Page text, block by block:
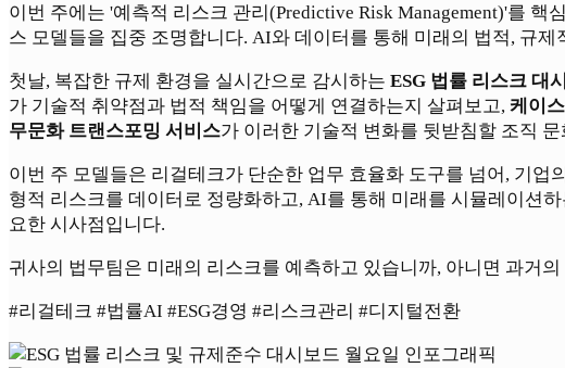
이번 주에는 '예측적 리스크 관리(Predictive Risk Management)'를
스 모델들을 집중 조명합니다. AI와 데이터를 통해 미래의 법적, 규
첫날, 복잡한 규제 환경을 실시간으로 감시하는 ESG 법률 리스크 대
가 기술적 취약점과 법적 책임을 어떻게 연결하는지 살펴보고, 케이
무문화 트랜스포밍 서비스가 이러한 기술적 변화를 뒷받침할 조직
이번 주 모델들은 리걸테크가 단순한 업무 효율화 도구를 넘어, 기업
형적 리스크를 데이터로 정량화하고, AI를 통해 미래를 시뮬레이션
요한 시사점입니다.
귀사의 법무팀은 미래의 리스크를 예측하고 있습니까, 아니면 과거
#리걸테크 #법률AI #ESG경영 #리스크관리 #디지털전환